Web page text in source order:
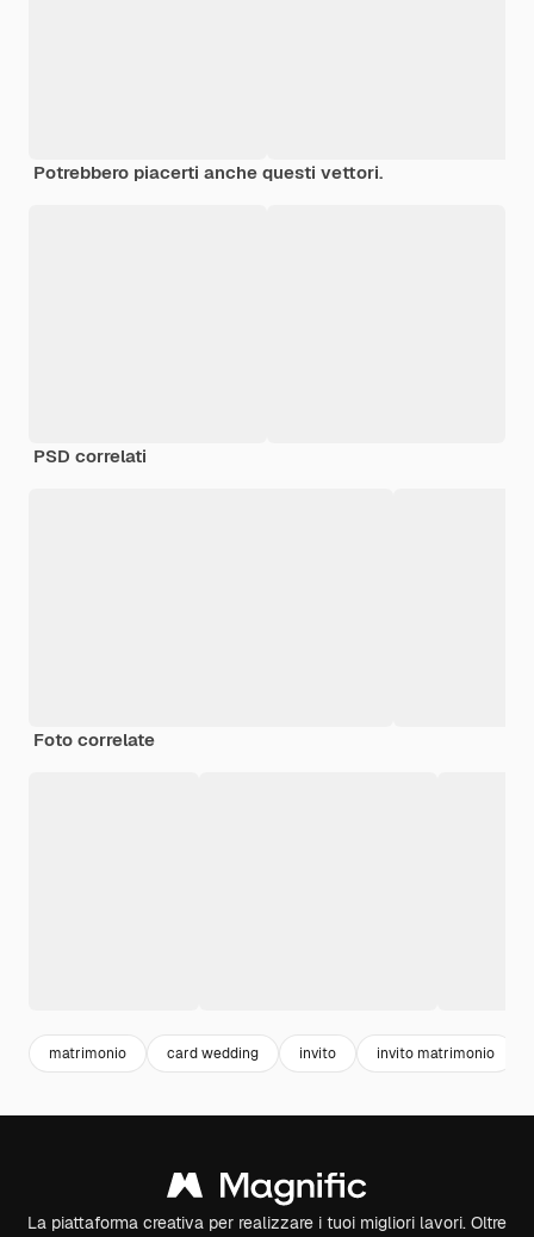
Potrebbero piacerti anche questi vettori.
PSD correlati
Foto correlate
matrimonio card wedding invito invito matrimonio
La piattaforma creativa per realizzare i tuoi migliori lavori. Oltre